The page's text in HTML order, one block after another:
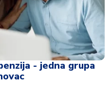
- jedna grupa